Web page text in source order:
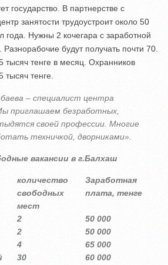
государство. В партнерстве с
занятости трудоустроит около 50
года. Нужны 2 кочегара с заработной
Разнорабочие будут получать почти 70.
тысяч тенге в месяц. Охранников
тысяч тенге.
– специалист центра
приглашаем безработных,
своей профессии. Многие
техничкой, дворниками».
вакансии в г.Балхаш
количество
свободных
мест
Заработная
плата, тенге
2
50 000
2
50 000
4
65 000
30
60 000